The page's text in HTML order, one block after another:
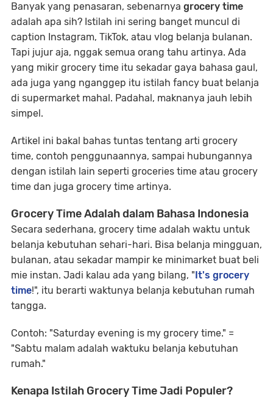
Banyak yang penasaran, sebenarnya grocery time
adalah apa sih? Istilah ini sering banget muncul di
caption Instagram, TikTok, atau vlog belanja bulanan.
Tapi jujur aja, nggak semua orang tahu artinya. Ada
yang mikir grocery time itu sekadar gaya bahasa gaul,
ada juga yang nganggep itu istilah fancy buat belanja
di supermarket mahal. Padahal, maknanya jauh lebih
simpel.
Artikel ini bakal bahas tuntas tentang arti grocery
time, contoh penggunaannya, sampai hubungannya
dengan istilah lain seperti groceries time atau grocery
time dan juga grocery time artinya.
Grocery Time Adalah dalam Bahasa Indonesia
Secara sederhana, grocery time adalah waktu untuk
belanja kebutuhan sehari-hari. Bisa belanja mingguan,
bulanan, atau sekadar mampir ke minimarket buat beli
mie instan. Jadi kalau ada yang bilang, " It's grocery
time!", itu berarti waktunya belanja kebutuhan rumah
tangga.
Contoh: "Saturday evening is my grocery time." =
"Sabtu malam adalah waktuku belanja kebutuhan
rumah."
Kenapa Istilah Grocery Time Jadi Populer?